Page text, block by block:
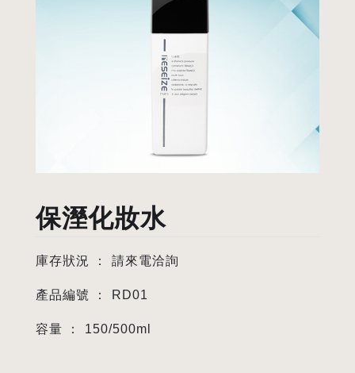
保溼化妝水
庫存狀況 ： 請來電洽詢
產品編號 ： RD01
容量 ： 150/500ml